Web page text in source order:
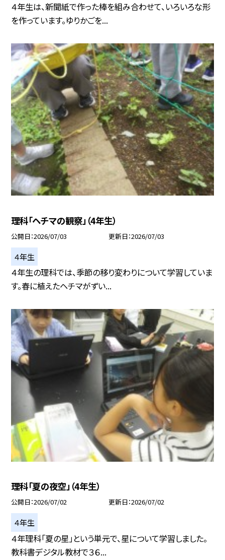
４年生は、新聞紙で作った棒を組み合わせて、いろいろな形
を作っています。ゆりかごを...
理科「ヘチマの観察」（4年生）
公開日 2026/07/03 更新日 2026/07/03
４年生
４年生の理科では、季節の移り変わりについて学習していま
す。春に植えたヘチマがずい...
理科「夏の夜空」（4年生）
公開日 2026/07/02 更新日 2026/07/02
４年生
４年理科「夏の星」という単元で、星について学習しました。
教科書デジタル教材で３６...